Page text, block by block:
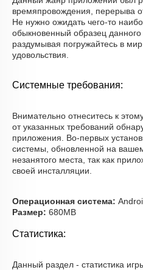
времяпровождения, перерыва
Не нужно ожидать чего-то
обыкновенный образец
раздумывая погружайтесь в
удовольствия.
Системные требования:
Внимательно отнеситесь к
от указанных требований
приложения. Во-первых
системы, обновленной на
незанятого места, так как
своей инсталляции.
Операционная система:
Размер: 680MB
Статистика:
Данный раздел - статистика